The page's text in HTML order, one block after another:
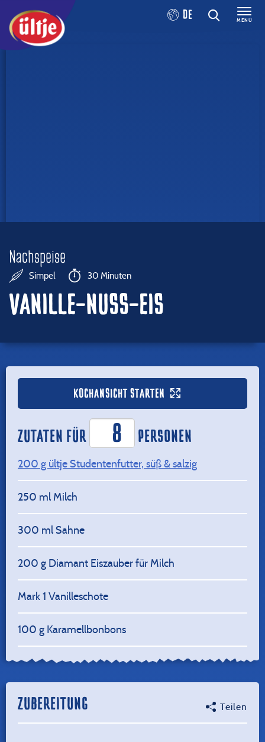
DE MENÜ
Nachspeise
Simpel 30 Minuten
VANILLE-NUSS-EIS
KOCHANSICHT STARTEN
ZUTATEN FÜR PERSONEN
200 g ültje Studentenfutter, süß & salzig
250 ml Milch
300 ml Sahne
200 g Diamant Eiszauber für Milch
Mark 1 Vanilleschote
100 g Karamellbonbons
ZUBEREITUNG Teilen